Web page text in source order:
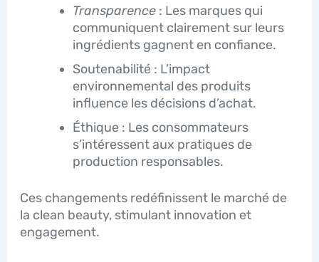
Transparence: Les marques qui
communiquent clairement sur leurs
ingrédients gagnent en confiance.
Soutenabilité : L’impact
environnemental des produits
influence les décisions d’achat.
Éthique : Les consommateurs
s’intéressent aux pratiques de
production responsables.
Ces changements redéfinissent le marché de
la clean beauty, stimulant innovation et
engagement.